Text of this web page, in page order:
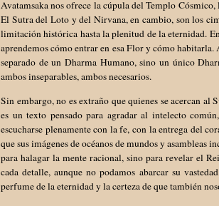
Avatamsaka nos ofrece la cúpula del Templo
El Sutra del Loto y del Nirvana, en cambio, son los
limitación histórica hasta la plenitud de la eternidad.
aprendemos cómo entrar en esa Flor y cómo
separado de un Dharma Humano, sino un único
ambos inseparables, ambos necesarios.
Sin embargo, no es extraño que quienes se acercan
es un texto pensado para agradar al intelecto
escucharse plenamente con la fe, con la entrega del
que sus imágenes de océanos de mundos y asambleas
para halagar la mente racional, sino para revelar el
cada detalle, aunque no podamos abarcar su
perfume de la eternidad y la certeza de que también